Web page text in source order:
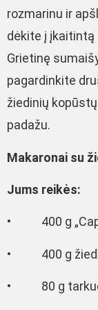
rozmarinu ir
dėkite į įkaitintą
Grietinę
pagardinkite
žiedinių
padažu.
Makaronai su
Jums reikės:
• 400 g
• 400 g
• 80 g